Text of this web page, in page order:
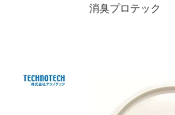
消臭プロテック